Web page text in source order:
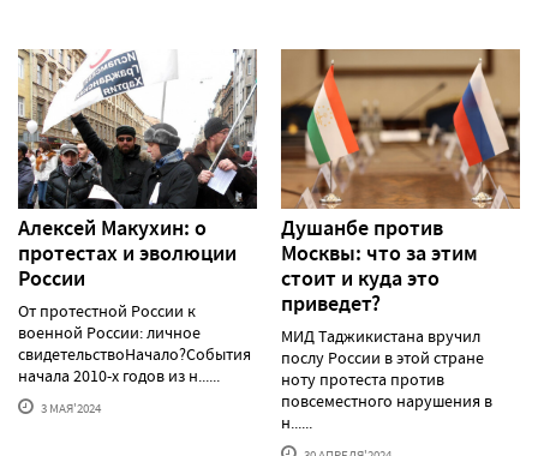
Алексей Макуxин: о
протестаx и эволюции
России
От протестной России к
военной России: личное
свидетельствоНачало?События
начала 2010-х годов из н......
3 МАЯ'2024
Душанбе против
Москвы: что за этим
стоит и куда это
приведет?
МИД Таджикистана вручил
послу России в этой стране
ноту протеста против
повсеместного нарушения в
н......